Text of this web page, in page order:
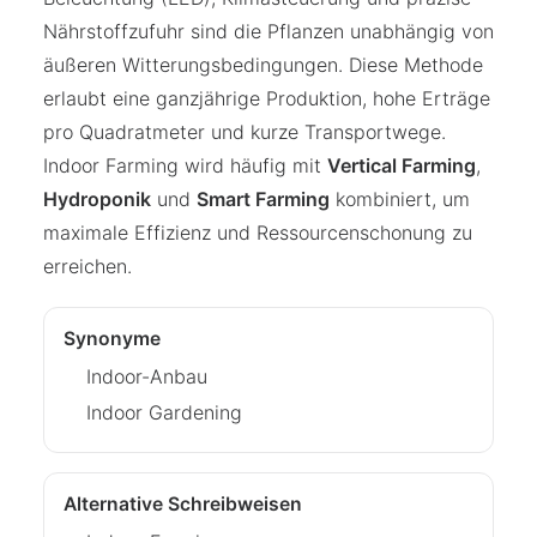
Nährstoffzufuhr sind die Pflanzen unabhängig von
äußeren Witterungsbedingungen. Diese Methode
erlaubt eine ganzjährige Produktion, hohe Erträge
pro Quadratmeter und kurze Transportwege.
Indoor Farming wird häufig mit Vertical Farming,
Hydroponik und Smart Farming kombiniert, um
maximale Effizienz und Ressourcenschonung zu
erreichen.
Synonyme
Indoor-Anbau
Indoor Gardening
Alternative Schreibweisen